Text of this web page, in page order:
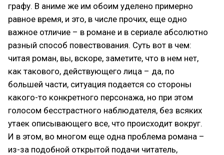
графу. В аниме же им обоим уделено примерно
равное время, и это, в числе прочих, еще одно
важное отличие – в романе и в сериале абсолютно
разный способ повествования. Суть вот в чем:
читая роман, вы, вскоре, заметите, что в нем нет,
как такового, действующего лица – да, по
большей части, ситуация подается со стороны
какого-то конкретного персонажа, но при этом
голосом бесстрастного наблюдателя, без всяких
утаек описывающего все, что происходит вокруг.
И в этом, во многом еще одна проблема романа –
из-за подобной открытой подачи читатель,